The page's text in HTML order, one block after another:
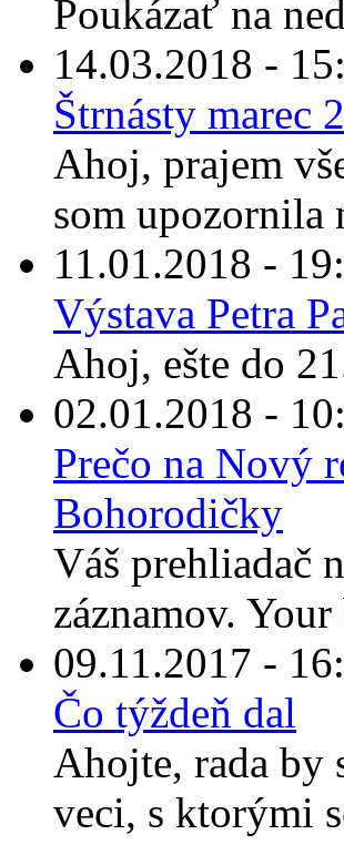
Poukázať na
14.03.2018 -
Štrnásty marec
Ahoj, prajem
som upozornila
11.01.2018 -
Výstava Petra
Ahoj, ešte do
02.01.2018 -
Prečo na Nový
Bohorodičky
Váš prehliadač
záznamov.
09.11.2017 -
Čo týždeň dal
Ahojte, rada by
veci, s ktorými